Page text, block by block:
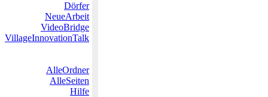
Dörfer
NeueArbeit
VideoBridge
VillageInnovationTalk
AlleOrdner
AlleSeiten
Hilfe